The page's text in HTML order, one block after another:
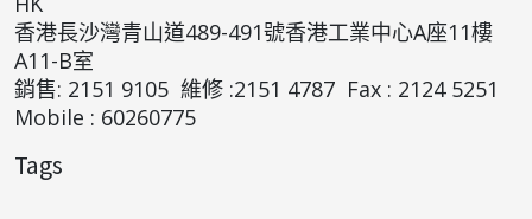
香港長沙灣青山道489-491號香港工業中心A座11樓
A11-B室
銷售: 2151 9105 維修 :2151 4787 Fax : 2124 5251
Mobile : 60260775
Tags